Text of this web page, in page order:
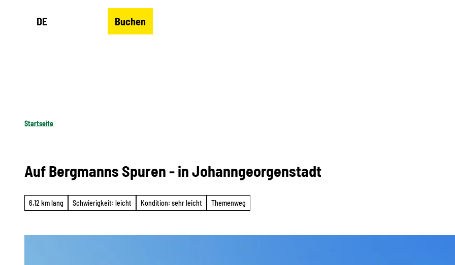
DE Buchen
Startseite
Auf Bergmanns Spuren - in Johanngeorgenstadt
6,12 km lang Schwierigkeit: leicht Kondition: sehr leicht Themenweg